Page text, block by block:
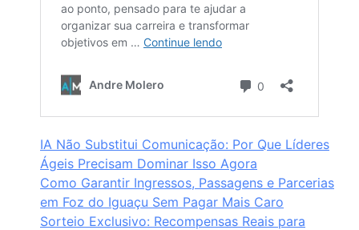
IA Não Substitui Comunicação: Por Que Líderes
Ágeis Precisam Dominar Isso Agora
Como Garantir Ingressos, Passagens e Parcerias
em Foz do Iguaçu Sem Pagar Mais Caro
Sorteio Exclusivo: Recompensas Reais para